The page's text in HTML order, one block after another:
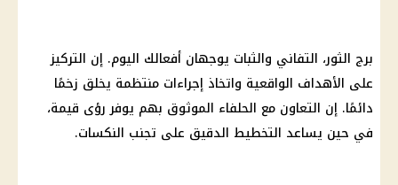
برج الثور، التفاني والثبات يوجهان أفعالك اليوم. إن التركيز
على الأهداف الواقعية واتخاذ إجراءات منتظمة يخلق زخمًا
دائمًا. إن التعاون مع الحلفاء الموثوق بهم يوفر رؤى قيمة،
في حين يساعد التخطيط الدقيق على تجنب النكسات.